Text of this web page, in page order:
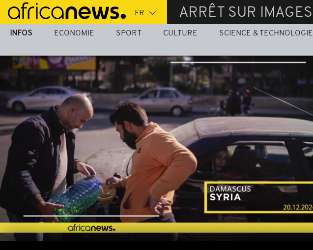
Passer
au
contenu
ARRÊT SUR IMAGES
INFOS ECONOMIE SPORT CULTURE SCIENCE & TECHNOLOGIE